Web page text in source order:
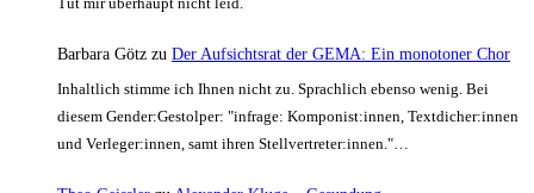
Barbara Götz zu Der Aufsichtsrat der GEMA: Ein monotoner Chor
Inhaltlich stimme ich Ihnen nicht zu. Sprachlich ebenso wenig. Bei
diesem Gender:Gestolper: "infrage: Komponist:innen, Textdicher:innen
und Verleger:innen, samt ihren Stellvertreter:innen."…